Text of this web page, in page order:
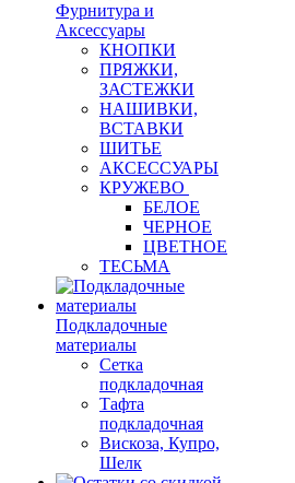
Фурнитура и
Аксессуары
КНОПКИ
ПРЯЖКИ,
ЗАСТЕЖКИ
НАШИВКИ,
ВСТАВКИ
ШИТЬЕ
АКСЕССУАРЫ
КРУЖЕВО
БЕЛОЕ
ЧЕРНОЕ
ЦВЕТНОЕ
ТЕСЬМА
Подкладочные
материалы
Сетка
подкладочная
Тафта
подкладочная
Вискоза, Купро,
Шелк